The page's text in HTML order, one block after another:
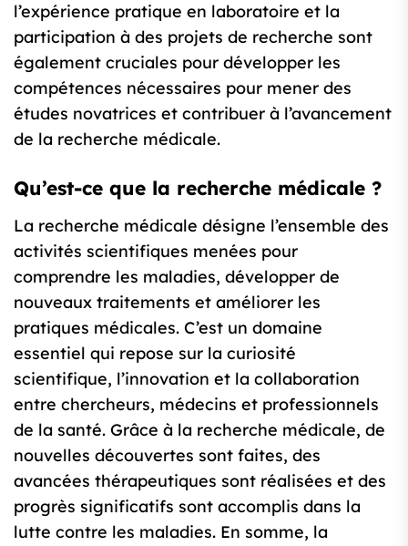
l’expérience pratique en laboratoire et la
participation à des projets de recherche sont
également cruciales pour développer les
compétences nécessaires pour mener des
études novatrices et contribuer à l’avancement
de la recherche médicale.
Qu’est-ce que la recherche médicale ?
La recherche médicale désigne l’ensemble des
activités scientifiques menées pour
comprendre les maladies, développer de
nouveaux traitements et améliorer les
pratiques médicales. C’est un domaine
essentiel qui repose sur la curiosité
scientifique, l’innovation et la collaboration
entre chercheurs, médecins et professionnels
de la santé. Grâce à la recherche médicale, de
nouvelles découvertes sont faites, des
avancées thérapeutiques sont réalisées et des
progrès significatifs sont accomplis dans la
lutte contre les maladies. En somme, la